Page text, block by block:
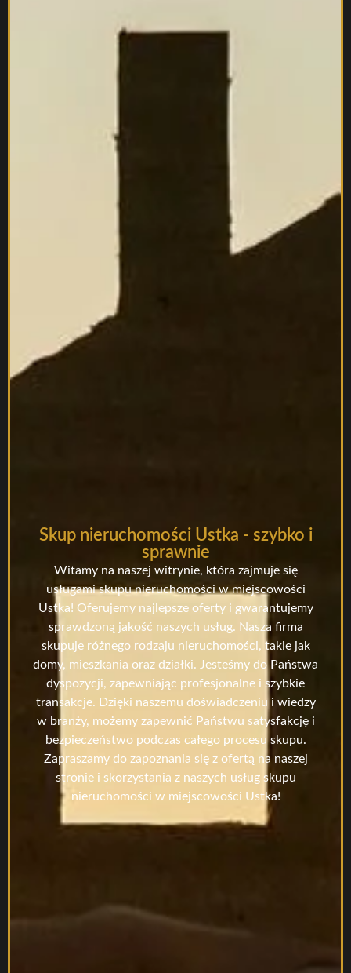
Skup nieruchomości Ustka - szybko i
sprawnie
Witamy na naszej witrynie, która zajmuje się
usługami skupu nieruchomości w miejscowości
Ustka! Oferujemy najlepsze oferty i gwarantujemy
sprawdzoną jakość naszych usług. Nasza firma
skupuje różnego rodzaju nieruchomości, takie jak
domy, mieszkania oraz działki. Jesteśmy do Państwa
dyspozycji, zapewniając profesjonalne i szybkie
transakcje. Dzięki naszemu doświadczeniu i wiedzy
w branży, możemy zapewnić Państwu satysfakcję i
bezpieczeństwo podczas całego procesu skupu.
Zapraszamy do zapoznania się z ofertą na naszej
stronie i skorzystania z naszych usług skupu
nieruchomości w miejscowości Ustka!